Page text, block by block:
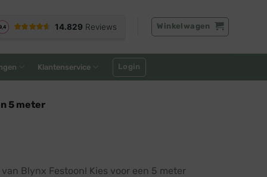
Winkelwagen
Klantenservice Login
5 meter
Blynx Festoon! Kies voor een 5 meter